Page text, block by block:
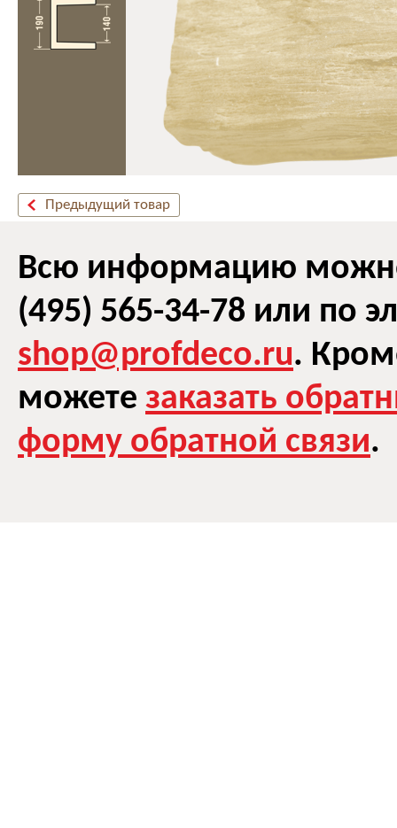
Предыдущий товар
Всю информацию
(495) 565-34-78 или по
shop@profdeco.ru.
можете заказать
форму обратной связи.